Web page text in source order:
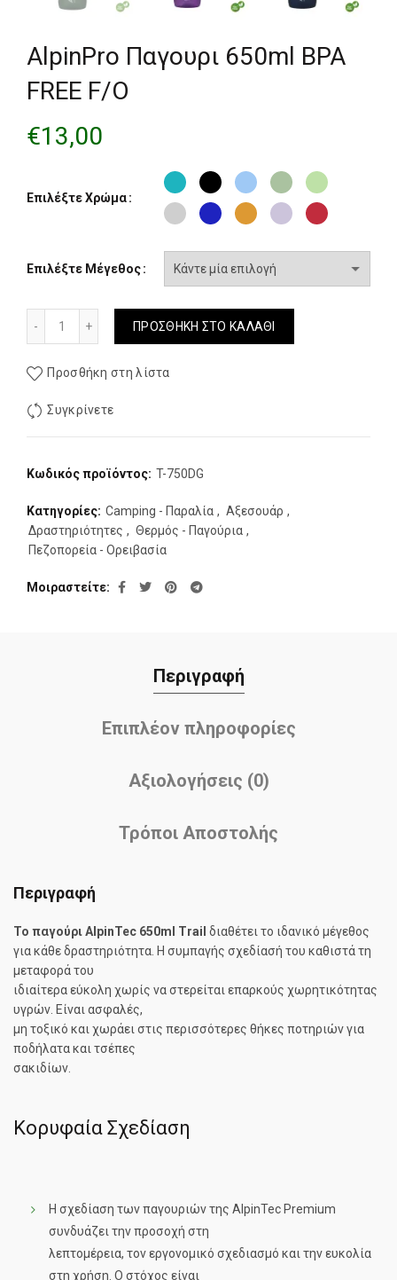
AlpinPro Παγουρι 650ml BPA
FREE F/O
€13,00
Επιλέξτε Χρώμα
Επιλέξτε Μέγεθος
AlpinPro Παγουρι 650ml BPA FREE F/O ποσότητα
ΠΡΟΣΘΉΚΗ ΣΤΟ ΚΑΛΆΘΙ
Προσθήκη στη λίστα
Συγκρίνετε
Κωδικός προϊόντος: T-750DG
Κατηγορίες: Camping - Παραλία , Αξεσουάρ ,
Δραστηριότητες , Θερμός - Παγούρια ,
Πεζοπορεία - Ορειβασία
Μοιραστείτε
Περιγραφή
Επιπλέον πληροφορίες
Αξιολογήσεις (0)
Τρόποι Αποστολής
Περιγραφή
Το παγούρι AlpinTec 650ml Trail διαθέτει το ιδανικό μέγεθος
για κάθε δραστηριότητα. Η συμπαγής σχεδίασή του καθιστά τη
μεταφορά του
ιδιαίτερα εύκολη χωρίς να στερείται επαρκούς χωρητικότητας
υγρών. Είναι ασφαλές,
μη τοξικό και χωράει στις περισσότερες θήκες ποτηριών για
ποδήλατα και τσέπες
σακιδίων.
Κορυφαία Σχεδίαση
Η σχεδίαση των παγουριών της AlpinTec Premium
συνδυάζει την προσοχή στη
λεπτομέρεια, τον εργονομικό σχεδιασμό και την ευκολία
στη χρήση. Ο στόχος είναι